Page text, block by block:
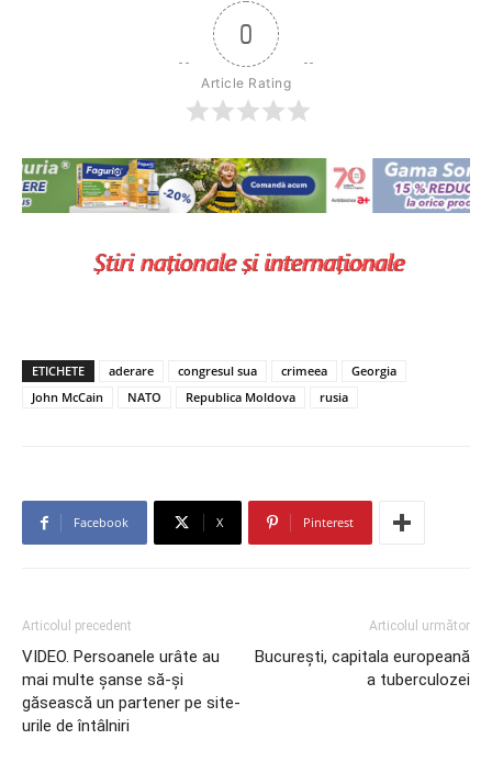
0
Article Rating
ETICHETE aderare congresul sua crimeea
Georgia
John McCain
NATO Republica Moldova rusia
Facebook X Pinterest
Articolul precedent
VIDEO. Persoanele urâte au
mai multe şanse să-şi
găsească un partener pe site-
urile de întâlniri
Articolul următor
București, capitala europeană
a tuberculozei